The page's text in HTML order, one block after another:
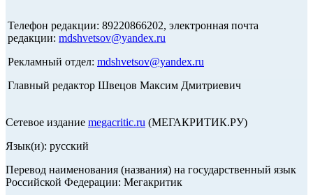
Телефон редакции: 89220866202, электронная почта
редакции: mdshvetsov@yandex.ru
Рекламный отдел: mdshvetsov@yandex.ru
Главный редактор Швецов Максим Дмитриевич
Сетевое издание megacritic.ru (МЕГАКРИТИК.РУ)
Язык(и): русский
Перевод наименования (названия) на государственный язык
Российской Федерации: Мегакритик